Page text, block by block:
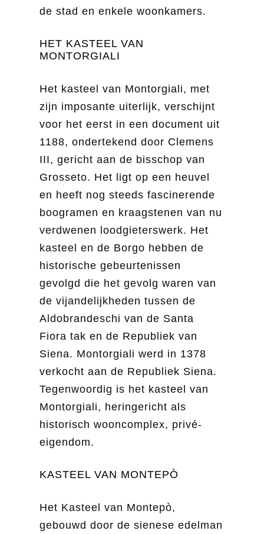
de stad en enkele woonkamers.
HET KASTEEL VAN
MONTORGIALI
Het kasteel van Montorgiali, met
zijn imposante uiterlijk, verschijnt
voor het eerst in een document uit
1188, ondertekend door Clemens
III, gericht aan de bisschop van
Grosseto. Het ligt op een heuvel
en heeft nog steeds fascinerende
boogramen en kraagstenen van nu
verdwenen loodgieterswerk. Het
kasteel en de Borgo hebben de
historische gebeurtenissen
gevolgd die het gevolg waren van
de vijandelijkheden tussen de
Aldobrandeschi van de Santa
Fiora tak en de Republiek van
Siena. Montorgiali werd in 1378
verkocht aan de Republiek Siena.
Tegenwoordig is het kasteel van
Montorgiali, heringericht als
historisch wooncomplex, privé-
eigendom.
KASTEEL VAN MONTEPÒ
Het Kasteel van Montepò,
gebouwd door de sienese edelman